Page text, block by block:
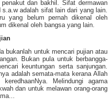
dan bakhil. Sifat dermawan
s.a.w adalah sifat lain dari yang lain.
yang belum pernah dikenal oleh
dikenal oleh bangsa yang lain.
bukanlah untuk mencari pujian atau
Bukan pula untuk berbangga-
keuntungan serta sanjungan.
adalah semata-mata kerana Allah
Melindungi agama
dan untuk melawan orang-orang